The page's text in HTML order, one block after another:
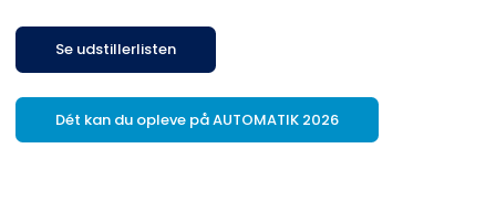
Se udstillerlisten
Dét kan du opleve på AUTOMATIK 2026